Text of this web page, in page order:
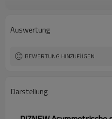
Auswertung
BEWERTUNG HINZUFÜGEN
Darstellung